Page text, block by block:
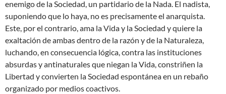
enemigo de la Sociedad, un partidario de la Nada. El nadista,
suponiendo que lo haya, no es precisamente el anarquista.
Este, por el contrario, ama la Vida y la Sociedad y quiere la
exaltación de ambas dentro de la razón y de la Naturaleza,
luchando, en consecuencia lógica, contra las instituciones
absurdas y antinaturales que niegan la Vida, constriñen la
Libertad y convierten la Sociedad espontánea en un rebaño
organizado por medios coactivos.